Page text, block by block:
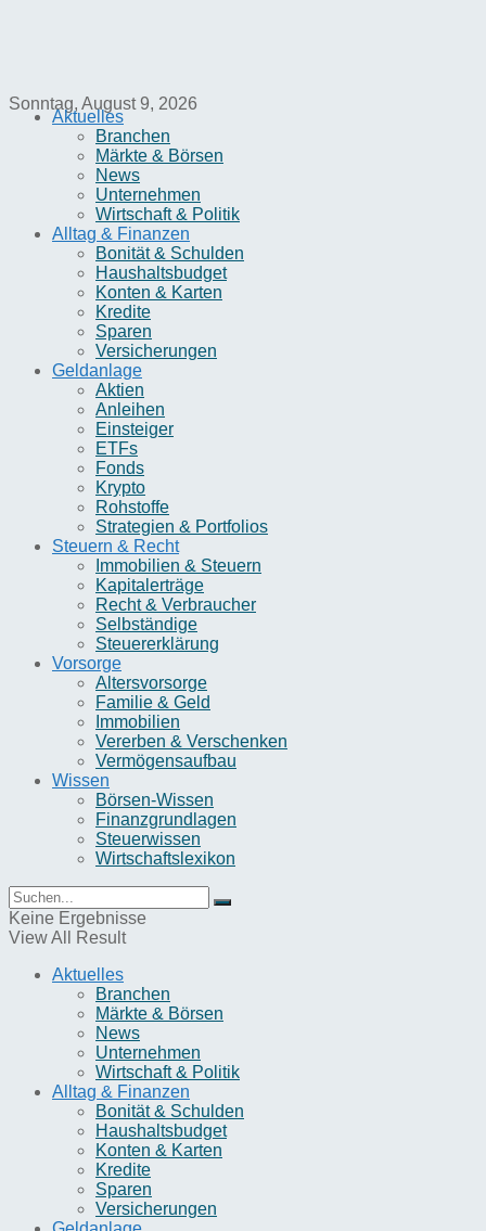
Sonntag, August 9, 2026
Aktuelles
Branchen
Märkte & Börsen
News
Unternehmen
Wirtschaft & Politik
Alltag & Finanzen
Bonität & Schulden
Haushaltsbudget
Konten & Karten
Kredite
Sparen
Versicherungen
Geldanlage
Aktien
Anleihen
Einsteiger
ETFs
Fonds
Krypto
Rohstoffe
Strategien & Portfolios
Steuern & Recht
Immobilien & Steuern
Kapitalerträge
Recht & Verbraucher
Selbständige
Steuererklärung
Vorsorge
Altersvorsorge
Familie & Geld
Immobilien
Vererben & Verschenken
Vermögensaufbau
Wissen
Börsen-Wissen
Finanzgrundlagen
Steuerwissen
Wirtschaftslexikon
Keine Ergebnisse
View All Result
Aktuelles
Branchen
Märkte & Börsen
News
Unternehmen
Wirtschaft & Politik
Alltag & Finanzen
Bonität & Schulden
Haushaltsbudget
Konten & Karten
Kredite
Sparen
Versicherungen